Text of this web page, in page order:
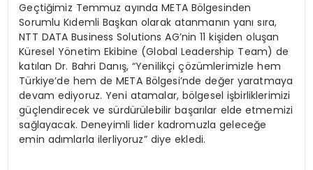
Geçtiğimiz Temmuz ayında META Bölgesinden
Sorumlu Kıdemli Başkan olarak atanmanın yanı sıra,
NTT DATA Business Solutions AG’nin 11 kişiden oluşan
Küresel Yönetim Ekibine (Global Leadership Team) de
katılan Dr. Bahri Danış, “Yenilikçi çözümlerimizle hem
Türkiye’de hem de META Bölgesi’nde değer yaratmaya
devam ediyoruz. Yeni atamalar, bölgesel işbirliklerimizi
güçlendirecek ve sürdürülebilir başarılar elde etmemizi
sağlayacak. Deneyimli lider kadromuzla geleceğe
emin adımlarla ilerliyoruz” diye ekledi.